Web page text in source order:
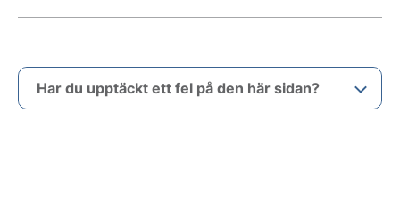
Har du upptäckt ett fel på den här sidan?